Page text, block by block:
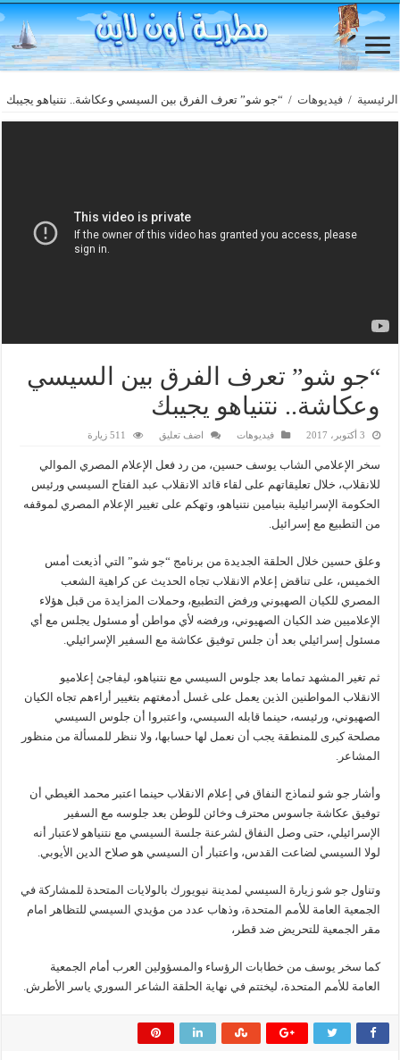
الرئيسية / فيديوهات / “جو شو” تعرف الفرق بين السيسي وعكاشة.. نتنياهو يجيبك
“جو شو” تعرف الفرق بين السيسي
وعكاشة.. نتنياهو يجيبك
3 أكتوبر، 2017 فيديوهات اضف تعليق 511 زيارة
سخر الإعلامي الشاب يوسف حسين، من رد فعل الإعلام المصري الموالي
للانقلاب، خلال تعليقاتهم على لقاء قائد الانقلاب عبد الفتاح السيسي ورئيس
الحكومة الإسرائيلية بنيامين نتنياهو، وتهكم على تغيير الإعلام المصري لموقفه
من التطبيع مع إسرائيل.
وعلق حسين خلال الحلقة الجديدة من برنامج “جو شو” التي أذيعت أمس
الخميس، على تناقض إعلام الانقلاب تجاه الحديث عن كراهية الشعب
المصري للكيان الصهيوني ورفض التطبيع، وحملات المزايدة من قبل هؤلاء
الإعلاميين ضد الكيان الصهيوني، ورفضه لأي مواطن أو مسئول يجلس مع أي
مسئول إسرائيلي بعد أن جلس توفيق عكاشة مع السفير الإسرائيلي.
ثم تغير المشهد تماما بعد جلوس السيسي مع نتنياهو، ليفاجئ إعلاميو
الانقلاب المواطنين الذين يعمل على غسل أدمغتهم بتغيير أراءهم تجاه الكيان
الصهيوني، ورئيسه، حينما قابله السيسي، واعتبروا أن جلوس السيسي
مصلحة كبرى للمنطقة يجب أن نعمل لها حسابها، ولا ننظر للمسألة من منظور
المشاعر.
وأشار جو شو لنماذج النفاق في إعلام الانقلاب حينما اعتبر محمد الغيطي أن
توفيق عكاشة جاسوس محترف وخائن للوطن بعد جلوسه مع السفير
الإسرائيلي، حتى وصل النفاق لشرعنة جلسة السيسي مع نتنياهو لاعتبار أنه
لولا السيسي لضاعت القدس، واعتبار أن السيسي هو صلاح الدين الأيوبي.
وتناول جو شو زيارة السيسي لمدينة نيويورك بالولايات المتحدة للمشاركة في
الجمعية العامة للأمم المتحدة، وذهاب عدد من مؤيدي السيسي للتظاهر امام
مقر الجمعية للتحريض ضد قطر،
كما سخر يوسف من خطابات الرؤساء والمسؤولين العرب أمام الجمعية
العامة للأمم المتحدة، ليختتم في نهاية الحلقة الشاعر السوري ياسر الأطرش.